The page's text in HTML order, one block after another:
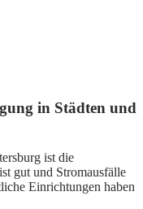
in Städten und
ist die
gut und Stromausfälle
Einrichtungen haben